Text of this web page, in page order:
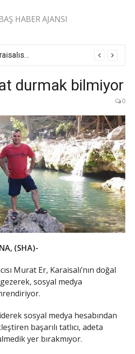
HABER AJANSI
Karakucak’ta Karaisalıspor fırtınası
durmak bilmiyor
0
(SHA)-
Murat Er, Karaisalı’nın doğal
sosyal medya
sosyal medya hesabından
başarılı tatlıcı, adeta
yer bırakmıyor.